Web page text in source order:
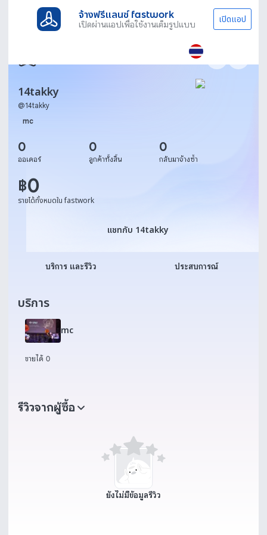
จ้างฟรีแลนซ์ fastwork
เปิดผ่านแอปเพื่อใช้งานเต็มรูปแบบ เปิดแอป
14takky
@14takky
mc
0
ออเดอร์
0
ลูกค้าทั้งสิ้น
0
กลับมาจ้างซ้ำ
฿0
รายได้ทั้งหมดใน fastwork
แชทกับ 14takky
แชทกับ 14takky
บริการ และรีวิว ประสบการณ์
บริการ
mc
ขายได้ 0
รีวิวจากผู้ซื้อ
ยังไม่มีข้อมูลรีวิว